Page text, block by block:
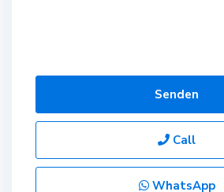
Senden
Call
WhatsApp